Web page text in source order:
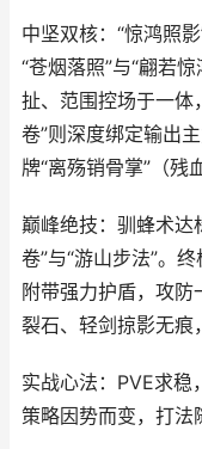
中坚双核：“惊鸿照
“苍烟落照”与“翩若
扯、范围控场于一体
卷”则深度绑定输出
牌“离殇销骨掌”（残
巅峰绝技：驯蜂术达
卷”与“游山步法”。
附带强力护盾，攻
裂石、轻剑掠影无痕
实战心法：PVE求稳
策略因势而变，打法